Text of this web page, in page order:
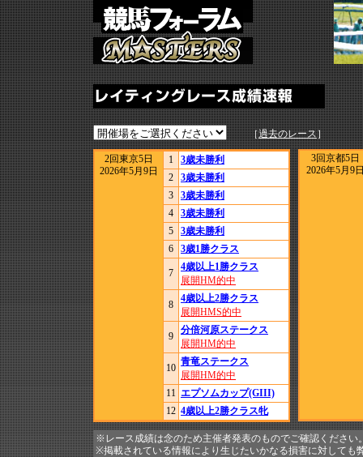
［過去のレース］
2回東京5日
2026年5月9日
1
3歳未勝利
2
3歳未勝利
3
3歳未勝利
4
3歳未勝利
5
3歳未勝利
6
3歳1勝クラス
7
4歳以上1勝クラス
展開HM的中
8
4歳以上2勝クラス
展開HMS的中
9
分倍河原ステークス
展開HM的中
10
青竜ステークス
展開HM的中
11 エプソムカップ(GIII)
12 4歳以上2勝クラス牝
3回京都5日
2026年5月9
※レース成績は念のため主催者発表のものでご確認ください
※掲載されている情報により生じたいかなる損害に対しても